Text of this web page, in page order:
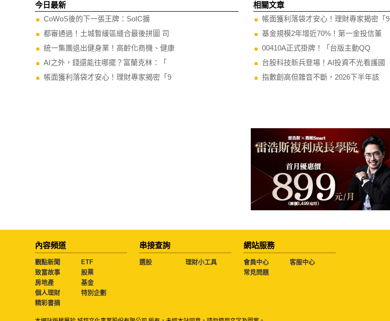
今日最新
CoWoS後的下一張王牌：SoIC擴
都審通過！土城暫緩區縫合最後拼圖 司
統一集團退出健身業！高齡化商機、健康
AI之外，錢還能往哪擺？富蘭克林：「
帳面獲利落袋才安心！理財專家揭密「9
相關文章
帳面獲利落袋才安心！理財專家揭密「9
基金規模2年增近70%！第一金投信董
00410A正式掛牌！「台版主動QQ
台股科技新兵登場！AI投資不光看護國
指數創高但雜音不斷，2026下半年該
內容頻道
觀點新聞
ETF
致富故事
股票
房地產
基金
個人理財
特別企劃
精彩書摘
串接查詢
選股 理財小工具
網站服務
會員中心
客服中心
常見問題